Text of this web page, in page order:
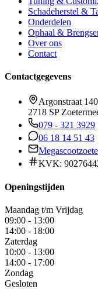
Schadeherstel &
Onderdelen
Ophaal &
Over ons
Contact
Contactgegevens
Argonstraat
2718 SP
079 - 321 3929
06 18 14 51 43
KVK:
Openingstijden
Maandag t/m Vrijdag
09:00 - 13:00
14:00 - 18:00
Zaterdag
10:00 - 13:00
14:00 - 17:00
Zondag
Gesloten